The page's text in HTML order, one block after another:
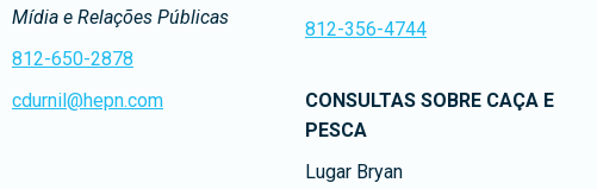
Mídia e Relações Públicas
812-650-2878
cdurnil@hepn.com
812-356-4744
CONSULTAS SOBRE CAÇA E
PESCA
Lugar Bryan